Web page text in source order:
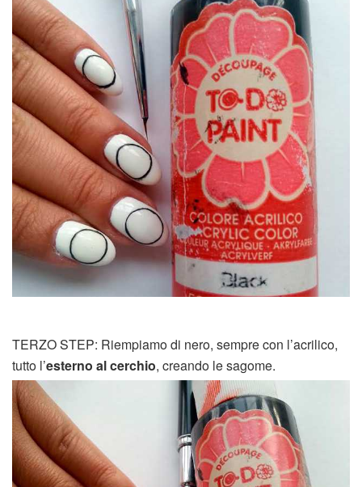
TERZO STEP: Riempiamo di nero, sempre con l’acrilico,
tutto l’esterno al cerchio, creando le sagome.